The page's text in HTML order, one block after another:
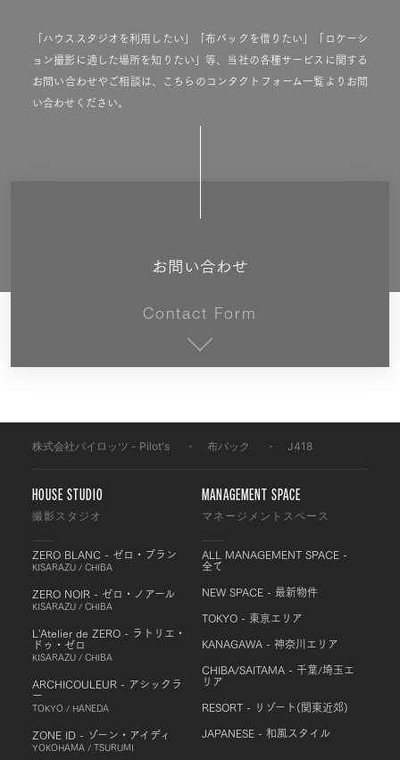
「ハウススタジオを利用したい」「布バックを借りたい」「ロケーシ
ョン撮影に適した場所を知りたい」等、当社の各種サービスに関する
お問い合わせやご相談は、こちらのコンタクトフォーム一覧よりお問
い合わせください。
お問い合わせ
Contact Form
株式会社パイロッツ - Pilot's 布バック J418
HOUSE STUDIO
撮影スタジオ
ZERO BLANC - ゼロ・ブラン
KISARAZU / CHIBA
ZERO NOIR - ゼロ・ノアール
KISARAZU / CHIBA
L'Atelier de ZERO - ラトリエ・
ドゥ・ゼロ
KISARAZU / CHIBA
ARCHICOULEUR - アシックラ
ー
TOKYO / HANEDA
ZONE ID - ゾーン・アイディ
YOKOHAMA / TSURUMI
MANAGEMENT SPACE
マネージメントスペース
ALL MANAGEMENT SPACE -
全て
NEW SPACE - 最新物件
TOKYO - 東京エリア
KANAGAWA - 神奈川エリア
CHIBA/SAITAMA - 千葉/埼玉エ
リア
RESORT - リゾート(関東近郊)
JAPANESE - 和風スタイル